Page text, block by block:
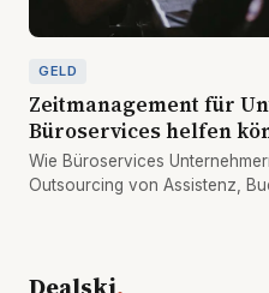
GELD
Zeitmanagement für
Büroservices helfen
Wie Büroservices
Outsourcing von Assistenz,